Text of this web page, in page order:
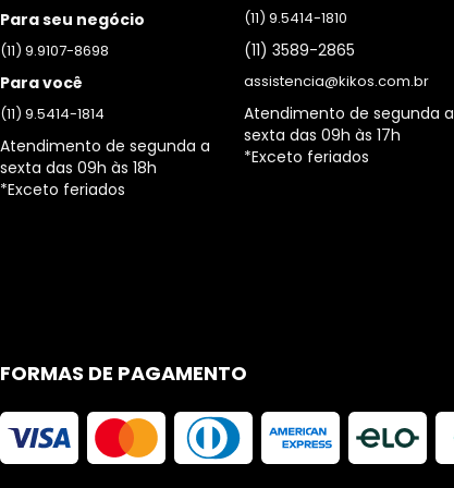
Para seu negócio
(11) 9.9107-8698
Para você
(11) 9.5414-1814
Atendimento de segunda a
sexta das 09h às 18h
*Exceto feriados
(11) 9.5414-1810
(11) 3589-2865
assistencia@kikos.com.br
Atendimento de segunda a
sexta das 09h às 17h
*Exceto feriados
FORMAS DE PAGAMENTO